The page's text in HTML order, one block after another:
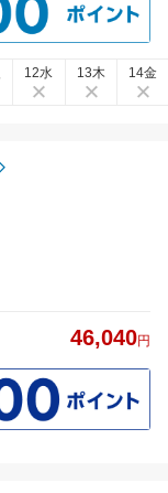
12水 13木 14金
46,040円